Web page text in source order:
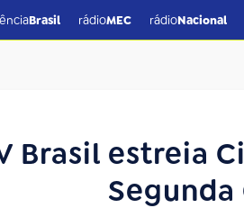
Brasil rádioMEC rádioNacional
Brasil estreia
Segunda